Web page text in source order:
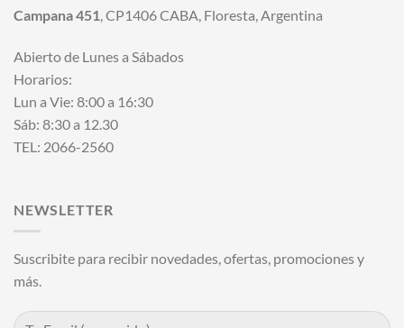
Campana 451, CP1406 CABA, Floresta, Argentina
Abierto de Lunes a Sábados
Horarios:
Lun a Vie: 8:00 a 16:30
Sáb: 8:30 a 12.30
TEL: 2066-2560
NEWSLETTER
Suscribite para recibir novedades, ofertas, promociones y
más.